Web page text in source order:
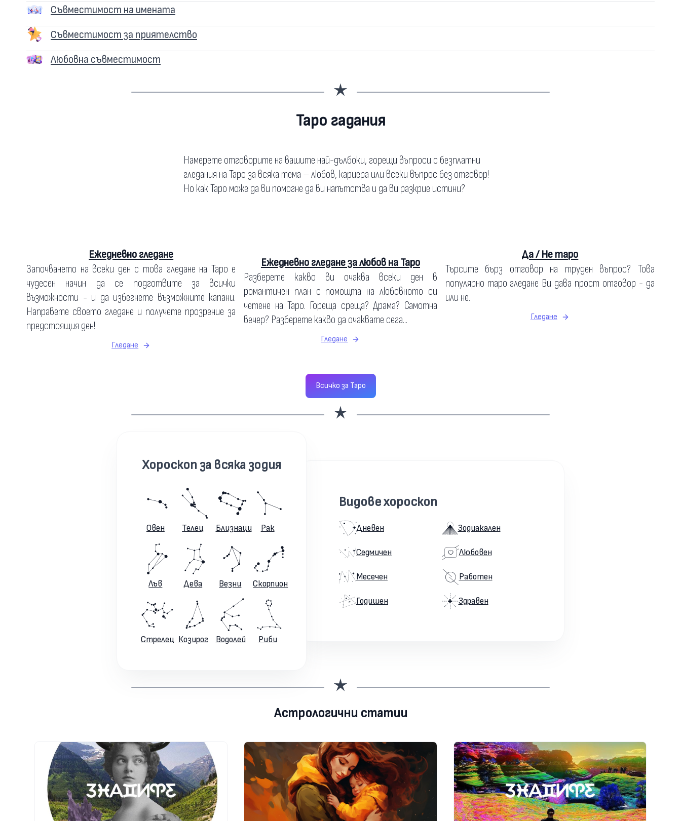
Съвместимост на имената
Съвместимост за приятелство
Любовна съвместимост
Таро гадания
Намерете отговорите на вашите най-дълбоки, горещи въпроси с безплатни
гледания на Таро за всяка тема – любов, кариера или всеки въпрос без отговор!
Но как Таро може да ви помогне да ви напътства и да ви разкрие истини?
Ежедневно гледане
Започването на всеки ден с това гледане на Таро е
чудесен начин да се подготвите за всички
възможности - и да избегнете възможните капани.
Направете своето гледане и получете прозрение за
предстоящия ден!
Гледане
Ежедневно гледане за любов на Таро
Разберете какво ви очаква всеки ден в
романтичен план с помощта на любовното си
четене на Таро. Гореща среща? Драма? Самотна
вечер? Разберете какво да очаквате сега...
Гледане
Да / Не таро
Търсите бърз отговор на труден въпрос? Това
популярно таро гледане Ви дава прост отговор - да
или не.
Гледане
Всичко за Таро
Хороскоп за всяка зодия
Овен Телец Близнаци Рак
Лъв Дева Везни Скорпион
Стрелец Козирог Водолей Риби
Видове хороскоп
Дневен
Седмичен
Месечен
Годишен
Зодиакален
Любовен
Работен
Здравен
Астрологични статии